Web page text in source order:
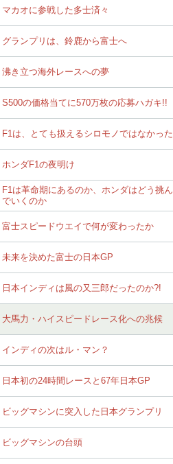
マカオに参戦した多士済々
グランプリは、鈴鹿から富士へ
沸き立つ海外レースへの夢
S500の価格当てに570万枚の応募ハガキ!!
F1は、とても扱えるシロモノではなかった
ホンダF1の夜明け
F1は革命期にあるのか、ホンダはどう挑ん
でいくのか
富士スピードウエイで何が変わったか
未来を決めた富士の日本GP
日本インディは風の又三郎だったのか?!
大馬力・ハイスピードレース化への兆候
インディの次はル・マン？
日本初の24時間レースと67年日本GP
ビッグマシンに突入した日本グランプリ
ビッグマシンの台頭